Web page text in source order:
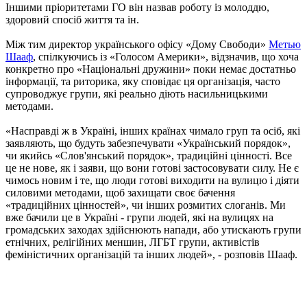
Іншими пріоритетами ГО він назвав роботу із молоддю,
здоровий спосіб життя та ін.
Між тим директор українського офісу «Дому Свободи» Метью
Шааф, спілкуючись із «Голосом Америки», відзначив, що хоча
конкретно про «Національні дружини» поки немає достатньо
інформації, та риторика, яку сповідає ця організація, часто
супроводжує групи, які реально діють насильницькими
методами.
«Насправді ж в Україні, інших країнах чимало груп та осіб, які
заявляють, що будуть забезпечувати «Український порядок»,
чи якийсь «Слов'янський порядок», традиційні цінності. Все
це не нове, як і заяви, що вони готові застосовувати силу. Не є
чимось новим і те, що люди готові виходити на вулицю і діяти
силовими методами, щоб захищати своє бачення
«традиційних цінностей», чи інших розмитих слоганів. Ми
вже бачили це в Україні - групи людей, які на вулицях на
громадських заходах здійснюють напади, або утискають групи
етнічних, релігійних меншин, ЛГБТ групи, активістів
феміністичних організацій та інших людей», - розповів Шааф.